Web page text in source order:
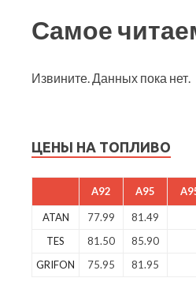
Самое
Извините. Данных пока нет.
ЦЕНЫ НА ТОПЛИВО
A92 A95
ATAN 77.99 81.49
TES
81.50 85.90
GRIFON
75.95 81.95